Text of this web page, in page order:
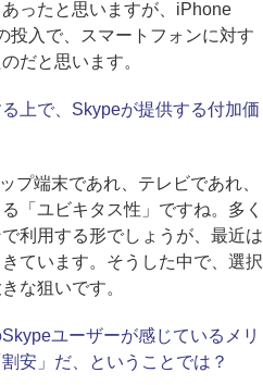
ったと思いますが、iPhone
投入で、スマートフォンに対す
だと思います。
上で、Skypeが提供する付加価
端末であれ、テレビであれ、
「ユビキタス性」ですね。多く
利用する形でしょうが、最近は
ています。そうした中で、選択
な狙いです。
ユーザーが感じているメリ
安」だ、ということでは？